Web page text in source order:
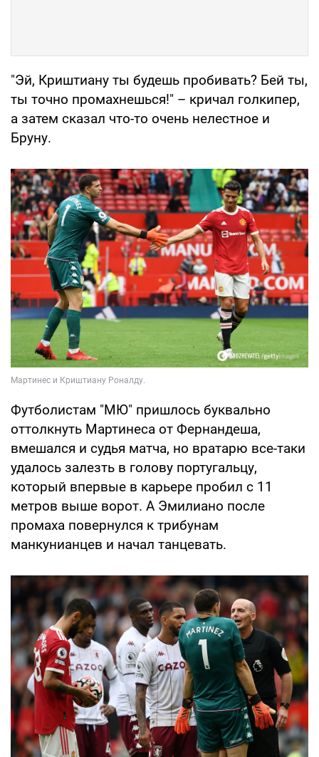
"Эй, Криштиану ты будешь пробивать? Бей ты,
ты точно промахнешься!" – кричал голкипер,
а затем сказал что-то очень нелестное и
Бруну.
Футболистам "МЮ" пришлось буквально
оттолкнуть Мартинеса от Фернандеша,
вмешался и судья матча, но вратарю все-таки
удалось залезть в голову португальцу,
который впервые в карьере пробил с 11
метров выше ворот. А Эмилиано после
промаха повернулся к трибунам
манкунианцев и начал танцевать.